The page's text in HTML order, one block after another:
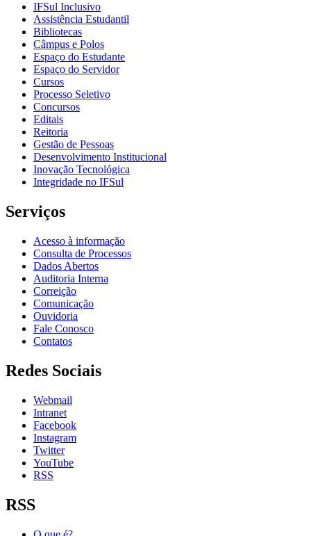
IFSul Inclusivo
Assistência Estudantil
Bibliotecas
Câmpus e Polos
Espaço do Estudante
Espaço do Servidor
Cursos
Processo Seletivo
Concursos
Editais
Reitoria
Gestão de Pessoas
Desenvolvimento Institucional
Inovação Tecnológica
Integridade no IFSul
Serviços
Acesso à informação
Consulta de Processos
Dados Abertos
Auditoria Interna
Correição
Comunicação
Ouvidoria
Fale Conosco
Contatos
Redes Sociais
Webmail
Intranet
Facebook
Instagram
Twitter
YouTube
RSS
RSS